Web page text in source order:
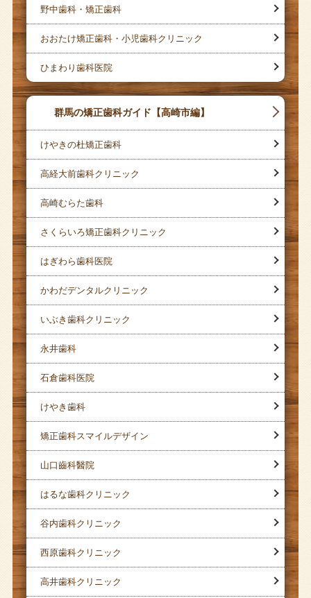
野中歯科・矯正歯科
おおたけ矯正歯科・小児歯科クリニック
ひまわり歯科医院
群馬の矯正歯科ガイド【高崎市編】
けやきの杜矯正歯科
高経大前歯科クリニック
高崎むらた歯科
さくらいろ矯正歯科クリニック
はぎわら歯科医院
かわだデンタルクリニック
いぶき歯科クリニック
永井歯科
石倉歯科医院
けやき歯科
矯正歯科スマイルデザイン
山口齒科醫院
はるな歯科クリニック
谷内歯科クリニック
西原歯科クリニック
高井歯科クリニック